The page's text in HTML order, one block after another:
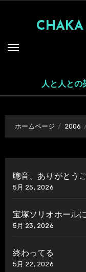
人と人との
ホームページ 2006
聰音、ありがとう
5月 25, 2026
宝塚ソリオホール
5月 23, 2026
終わってる
5月 22, 2026